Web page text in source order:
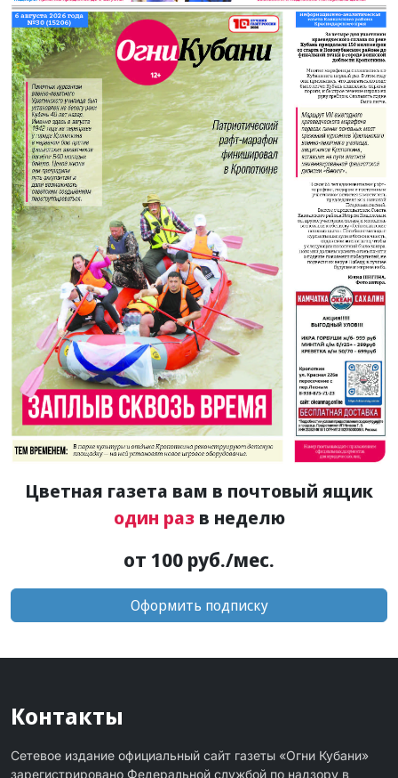
Цветная газета вам в почтовый ящик
один разв неделю
от 100 руб./мес.
Оформить подписку
Контакты
Сетевое издание официальный сайт газеты «Огни Кубани»
зарегистрировано Федеральной службой по надзору в